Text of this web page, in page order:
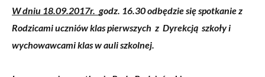
W dniu 18.09.2017r. godz. 16.30odbędzie się spotkanie z
Rodzicami uczniówklas pierwszych z Dyrekcją szkołyi
wychowawcami klasw auli szkolnej.